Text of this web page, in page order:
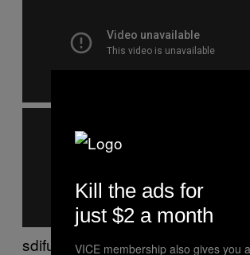
sdifuhisuhdfiushdf
Kill the ads for
just $2 a month
VICE membership also gives you